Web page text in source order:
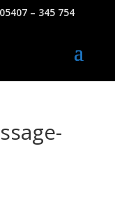
05407 – 345 754